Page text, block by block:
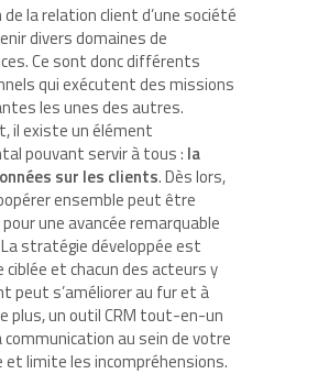
la relation client d’une société
divers domaines de
Ce sont donc différents
qui exécutent des missions
les unes des autres.
il existe un élément
pouvant servir à tous : la
sur les clients. Dès lors,
ensemble peut être
une avancée remarquable
stratégie développée est
ciblée et chacun des acteurs y
peut s’améliorer au fur et à
plus, un outil CRM tout-en-un
communication au sein de votre
limite les incompréhensions.